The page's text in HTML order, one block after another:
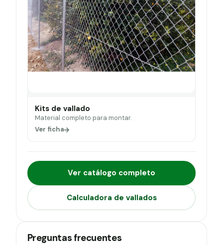
Kits de vallado
Material completo para montar.
Ver ficha
Ver catálogo completo
Calculadora de vallados
Preguntas frecuentes